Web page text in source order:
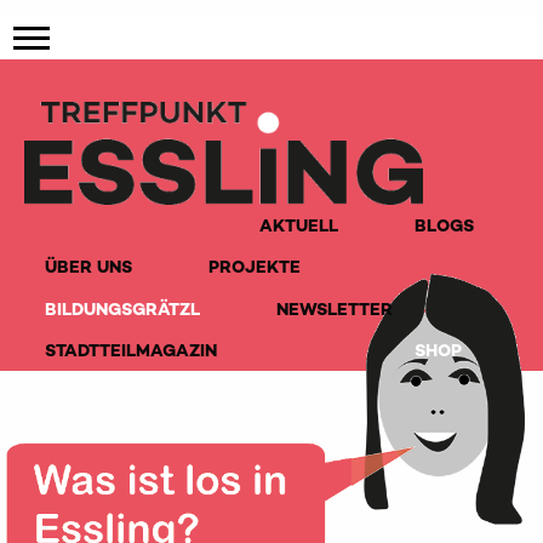
AKTUELL
BLOGS
ÜBER UNS
PROJEKTE
BILDUNGSGRÄTZL
NEWSLETTER
STADTTEILMAGAZIN
SHOP